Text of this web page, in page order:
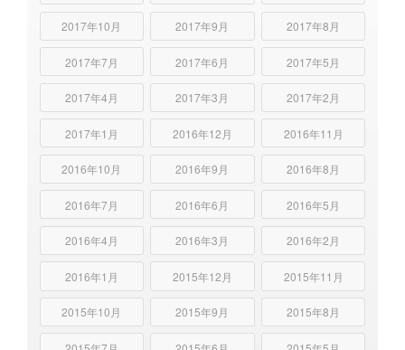
2017年10月 2017年9月 2017年8月
2017年7月 2017年6月 2017年5月
2017年4月 2017年3月 2017年2月
2017年1月 2016年12月 2016年11月
2016年10月 2016年9月 2016年8月
2016年7月 2016年6月 2016年5月
2016年4月 2016年3月 2016年2月
2016年1月 2015年12月 2015年11月
2015年10月 2015年9月 2015年8月